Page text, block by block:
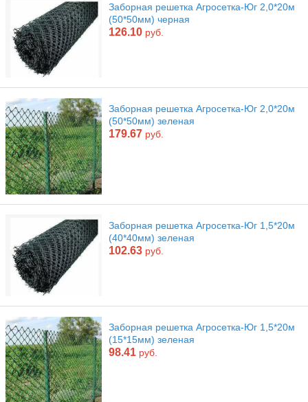
Заборная решетка Агросетка-Юг 2,0*20м
(50*50мм) черная
126.10 руб.
Заборная решетка Агросетка-Юг 2,0*20м
(50*50мм) зеленая
179.67 руб.
Заборная решетка Агросетка-Юг 1,5*20м
(40*40мм) зеленая
102.63 руб.
Заборная решетка Агросетка-Юг 1,5*20м
(15*15мм) зеленая
98.41 руб.